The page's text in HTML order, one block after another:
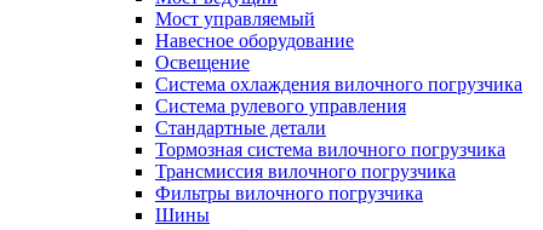
Мост управляемый
Навесное оборудование
Освещение
Система охлаждения вилочного погрузчика
Система рулевого управления
Стандартные детали
Тормозная система вилочного погрузчика
Трансмиссия вилочного погрузчика
Фильтры вилочного погрузчика
Шины